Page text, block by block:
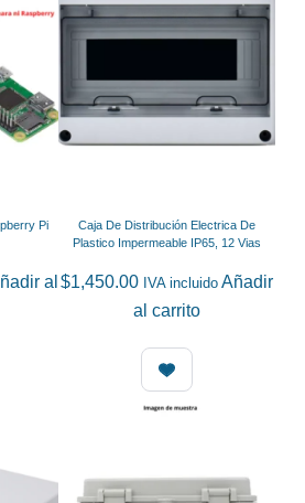
Pi
al
Caja De Distribución Electrica De
Plastico Impermeable IP65, 12 Vias
$1,450.00 IVA incluido Añadir
al carrito